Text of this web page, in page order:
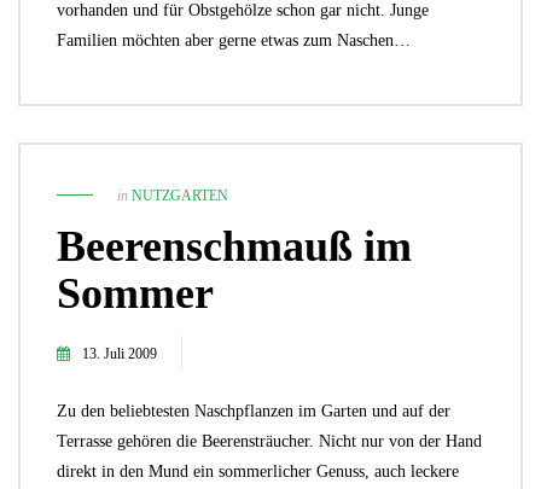
vorhanden und für Obstgehölze schon gar nicht. Junge
Familien möchten aber gerne etwas zum Naschen…
in NUTZGARTEN
Beerenschmauß im
Sommer
13. Juli 2009
Zu den beliebtesten Naschpflanzen im Garten und auf der
Terrasse gehören die Beerensträucher. Nicht nur von der Hand
direkt in den Mund ein sommerlicher Genuss, auch leckere